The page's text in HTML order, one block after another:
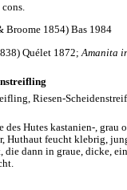
Broome 1854) Bas 1984
Quélet 1872; Amanita
Riesen-
Hutes kastanien-, grau
Huthaut feucht klebrig,
dann in graue, dicke,